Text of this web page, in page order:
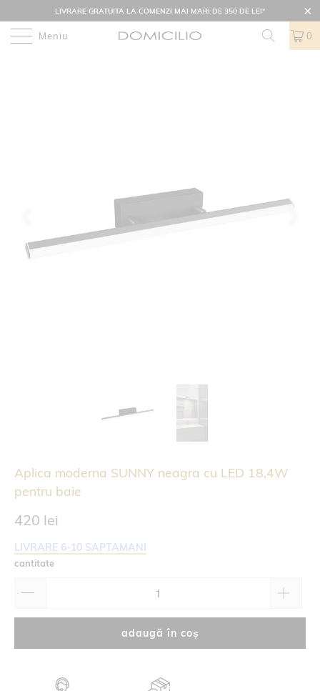
LIVRARE GRATUITA LA COMENZI MAI MARI DE 350 DE LEI*
Meniu 0
Aplica moderna SUNNY neagra cu LED 18,4W
pentru baie
420 lei
LIVRARE 6-10 SAPTAMANI
cantitate
adaugă în coș